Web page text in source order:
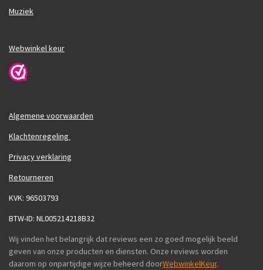
Muziek
Webwinkel keur
Algemene voorwaarden
Klachtenregeling
Privacy verklaring
Retourneren
KVK: 96503793
BTW-ID: NL005214218B32
Wij vinden het belangrijk dat reviews een zo goed mogelijk beeld
geven van onze producten en diensten. Onze reviews worden
daarom op onpartijdige wijze beheerd doorWebwinkelKeur.